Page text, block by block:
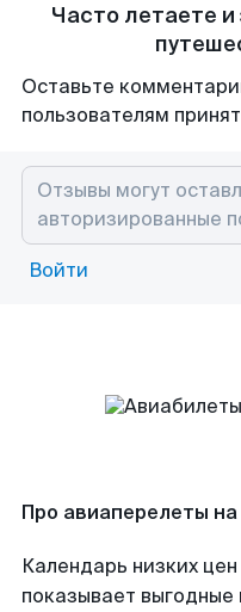
Часто летаете
Оставьте
пользователям
Войти
Про авиаперелеты
Календарь низких
показывает